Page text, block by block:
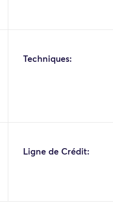
Techniques:
Ligne de Crédit: